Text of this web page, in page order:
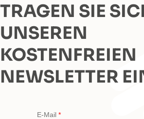
TRAGEN SIE
UNSEREN
KOSTENFREIEN
NEWSLETTER
E-Mail